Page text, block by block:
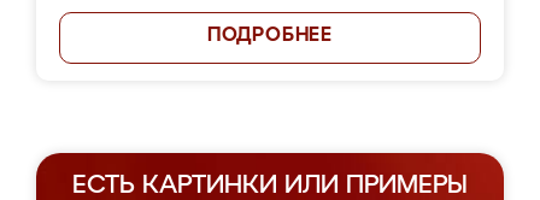
ПОДРОБНЕЕ
ЕСТЬ КАРТИНКИ ИЛИ ПРИМЕРЫ